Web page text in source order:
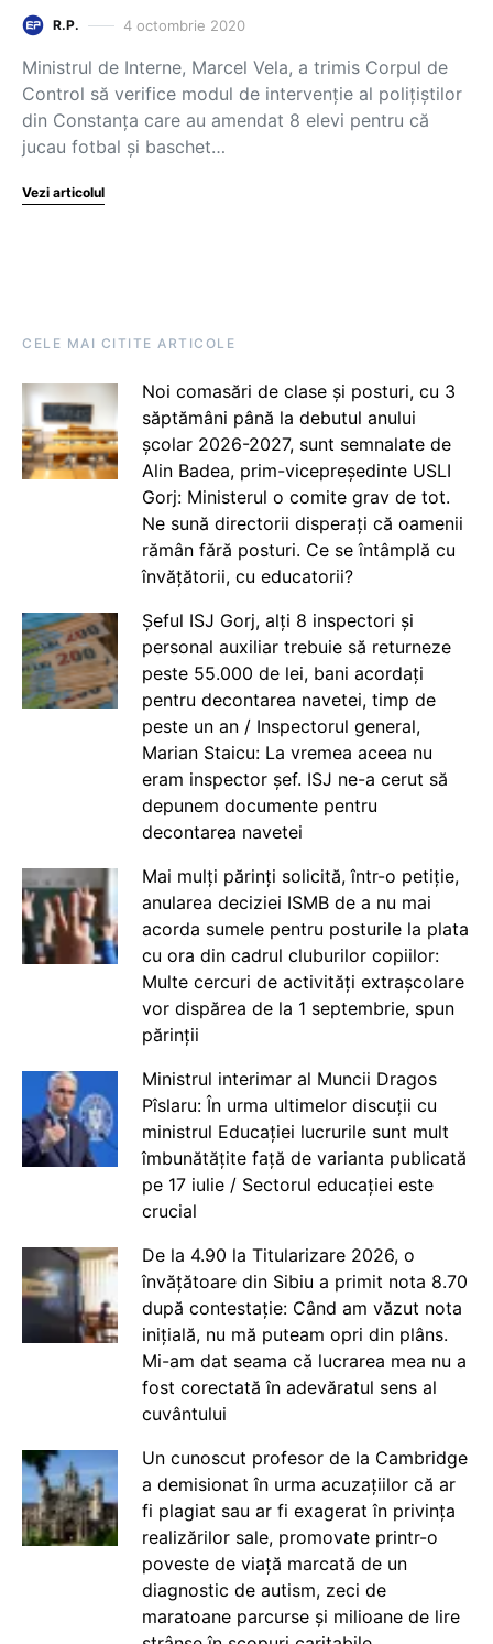
R.P. 4 octombrie 2020
Ministrul de Interne, Marcel Vela, a trimis Corpul de
Control să verifice modul de intervenție al polițiștilor
din Constanța care au amendat 8 elevi pentru că
jucau fotbal și baschet…
Vezi articolul
CELE MAI CITITE ARTICOLE
Noi comasări de clase și posturi, cu 3
săptămâni până la debutul anului
școlar 2026-2027, sunt semnalate de
Alin Badea, prim-vicepreședinte USLI
Gorj: Ministerul o comite grav de tot.
Ne sună directorii disperați că oamenii
rămân fără posturi. Ce se întâmplă cu
învățătorii, cu educatorii?
Șeful ISJ Gorj, alți 8 inspectori și
personal auxiliar trebuie să returneze
peste 55.000 de lei, bani acordați
pentru decontarea navetei, timp de
peste un an / Inspectorul general,
Marian Staicu: La vremea aceea nu
eram inspector șef. ISJ ne-a cerut să
depunem documente pentru
decontarea navetei
Mai mulți părinți solicită, într-o petiție,
anularea deciziei ISMB de a nu mai
acorda sumele pentru posturile la plata
cu ora din cadrul cluburilor copiilor:
Multe cercuri de activități extrașcolare
vor dispărea de la 1 septembrie, spun
părinții
Ministrul interimar al Muncii Dragos
Pîslaru: În urma ultimelor discuții cu
ministrul Educației lucrurile sunt mult
îmbunătățite față de varianta publicată
pe 17 iulie / Sectorul educației este
crucial
De la 4.90 la Titularizare 2026, o
învățătoare din Sibiu a primit nota 8.70
după contestație: Când am văzut nota
inițială, nu mă puteam opri din plâns.
Mi-am dat seama că lucrarea mea nu a
fost corectată în adevăratul sens al
cuvântului
Un cunoscut profesor de la Cambridge
a demisionat în urma acuzațiilor că ar
fi plagiat sau ar fi exagerat în privința
realizărilor sale, promovate printr-o
poveste de viață marcată de un
diagnostic de autism, zeci de
maratoane parcurse și milioane de lire